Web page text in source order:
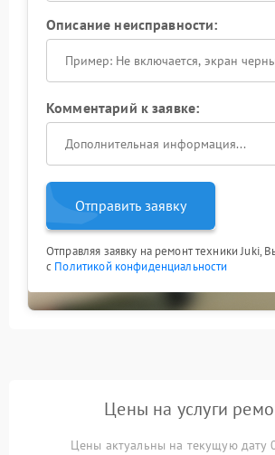
Описание неисправности:
Комментарий к заявке:
Отправить заявку
Отправляя заявку на ремонт техники Juki,
с Политикой конфиденциальности
Цены на услуги
Цены актуальны на текущую дату